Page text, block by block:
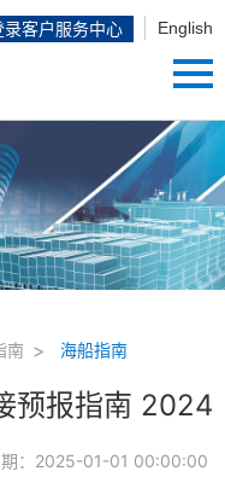
English
录客户服务中心
南 海船指南
预报指南 2024
： 2025-01-01 00:00:00